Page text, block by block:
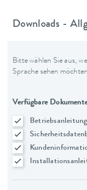
Downloads -
Bitte wählen Sie aus,
Sprache sehen
Verfügbare
Betriebsanleitung